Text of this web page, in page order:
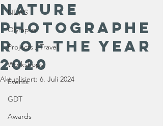
NEWS
Olympus
Projects / Travel
Workshops
Events
GDT
Awards
Nature
photographe
r of the year
2020
Aktualisiert: 6. Juli 2024